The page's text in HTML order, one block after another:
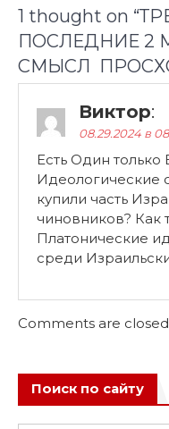
1 thought on “
ПОСЛЕДНИЕ 2
СМЫСЛ
Виктор:
08.29.2024 в
Есть Один
Идеологические
купили часть
чиновников? Как
Платонические
среди
Comments are
Поиск по сайту